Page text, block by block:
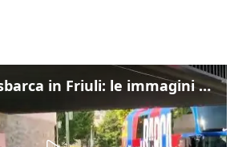
Il Barcellona sbarca in Friuli: le immagini dell'arrivo in albergo